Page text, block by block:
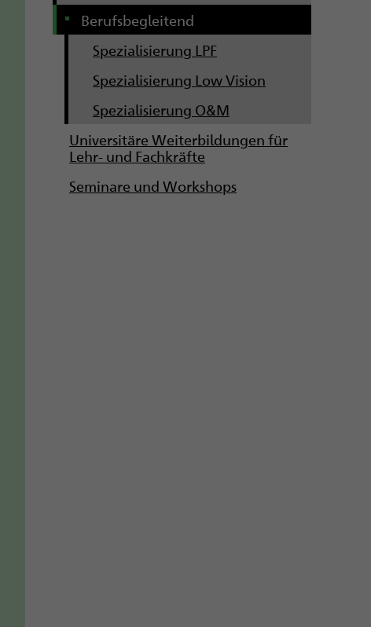
Berufsbegleitend
Spezialisierung LPF
Spezialisierung Low Vision
Spezialisierung O&M
Universitäre Weiterbildungen für
Lehr- und Fachkräfte
Seminare und Workshops